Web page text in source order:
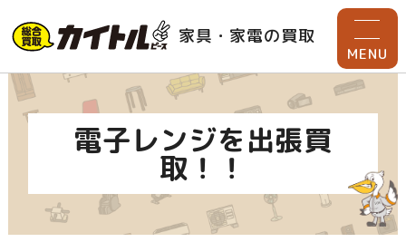
家具・家電の買取
MENU
電子レンジを出張買
取！！